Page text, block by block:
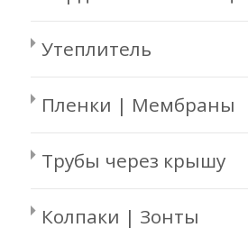
Утеплитель
Пленки | Мембраны
Трубы через крышу
Колпаки | Зонты